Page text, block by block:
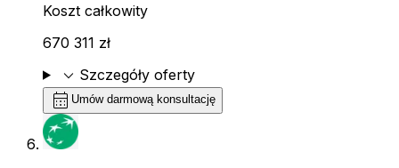
Koszt całkowity
670 311 zł
expand_more Szczegóły oferty
calendar_month Umów darmową konsultację